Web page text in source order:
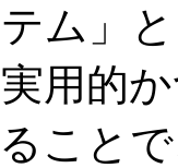
ム」
用的
こと